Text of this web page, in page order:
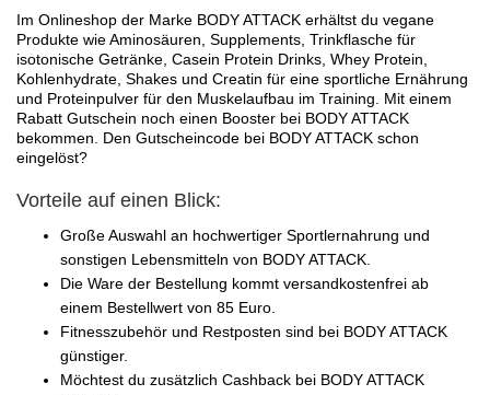
Im Onlineshop der Marke BODY ATTACK erhältst du vegane
Produkte wie Aminosäuren, Supplements, Trinkflasche für
isotonische Getränke, Casein Protein Drinks, Whey Protein,
Kohlenhydrate, Shakes und Creatin für eine sportliche Ernährung
und Proteinpulver für den Muskelaufbau im Training. Mit einem
Rabatt Gutschein noch einen Booster bei BODY ATTACK
bekommen. Den Gutscheincode bei BODY ATTACK schon
eingelöst?
Vorteile auf einen Blick:
Große Auswahl an hochwertiger Sportlernahrung und
sonstigen Lebensmitteln von BODY ATTACK.
Die Ware der Bestellung kommt versandkostenfrei ab
einem Bestellwert von 85 Euro.
Fitnesszubehör und Restposten sind bei BODY ATTACK
günstiger.
Möchtest du zusätzlich Cashback bei BODY ATTACK